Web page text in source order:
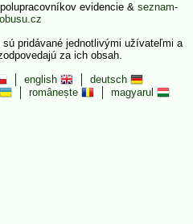
evidencie & seznam-
pridávané jednotlivými užívateľmi a
za ich obsah.
english
deutsch
românește magyarul